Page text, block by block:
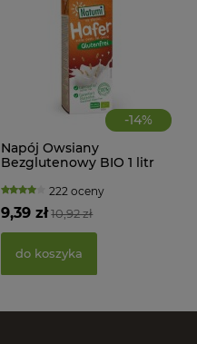
-14%
Napój Owsiany
Bezglutenowy BIO 1 litr
222 oceny
10,92 zł
9,39 zł
do koszyka